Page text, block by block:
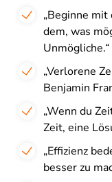
„Beginne
dem, was
„Verlorene
Benjamin
„Wenn du
Zeit, eine
„Effizienz
besser zu